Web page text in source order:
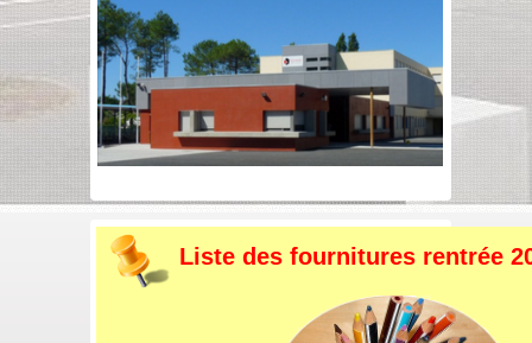
Liste des fournitures rentrée